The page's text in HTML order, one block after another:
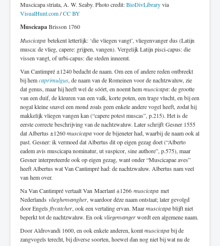
Muscicapa striata, A. W. Seaby. Photo credit:BioDivLibraryvia
VisualHunt.com/CC BY
MuscicapaBrisson 1760
Muscicapa betekent letterlijk: ‘die vliegen vangt’, vliegenvanger dus (Latijn
musca: de vlieg, capere: grijpen, vangen). Vergelijk Latijn pisci-capus: die
vissen vangt, of urbi-capus: die steden inneemt.
Van Cantimpré ±1240 bedacht de naam. Om een of andere reden ontbreekt
bij hemcaprimulgus, de naam van de Romeinen voor de nachtzwaluw, zie
dat genus, maar hij heeft wel de sóórt, en noemt hemmuscicapa: de grootte
van een duif, de kleuren van een valk, korte poten, een trage vlucht, en bij een
nogal kleine snavel een mond zoals geen enkele andere vogel heeft, zodat hij
makkelijk vliegen vangen kan (“capere potest muscas”, p.215). Het is de
eerste correcte beschrijving van de nachtzwaluw. Later schrijft Gesner 1555
dat Albertus ±1260muscicapavoor de bijeneter had, waarbij de naam ook al
past. Gesner: ik vermoed dat Albertus dit op eigen gezag doet (“Alberto
eadem avis muscicapa nominatur, ut suspicor, sine authore”, p.575), maar
Gesner interpreteerde ook op eigen gezag, want onder “Muscicapae aves”
heeft Albertus wat Van Cantimpré had: de nachtzwaluw. Albertus nam veel
van hem over.
Na Van Cantimpré vertaalt Van Maerlant ±1266 muscicapa met
Nederlands vlieghenvangher, waardoor déze naam ontstaat; later gevolgd
door Engels flycatcher, ook een vertaling ervan. Maarmuscicapablijft niet
beperkt tot de nachtzwaluw. En ookvliegenvangerwordt een algemene naam.
Door Aldrovandi 1600, en ook enkele anderen, komtmuscicapabij de
zangvogels terecht, bij diverse soorten, hoewel dan nog niet bij wat nu de